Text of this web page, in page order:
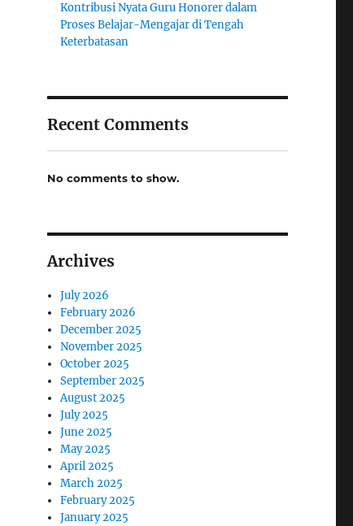
Kontribusi Nyata Guru Honorer dalam
Proses Belajar-Mengajar di Tengah
Keterbatasan
Recent Comments
No comments to show.
Archives
July 2026
February 2026
December 2025
November 2025
October 2025
September 2025
August 2025
July 2025
June 2025
May 2025
April 2025
March 2025
February 2025
January 2025